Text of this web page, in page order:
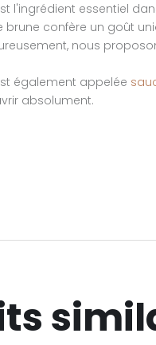
l'ingrédient essentiel
brune confère un goût
nous
également appelée
absolument.